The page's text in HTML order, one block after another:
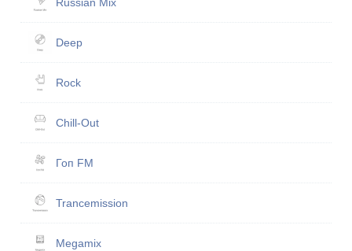
Deep
Rock
Chill-Out
Гоп FM
Trancemission
Megamix